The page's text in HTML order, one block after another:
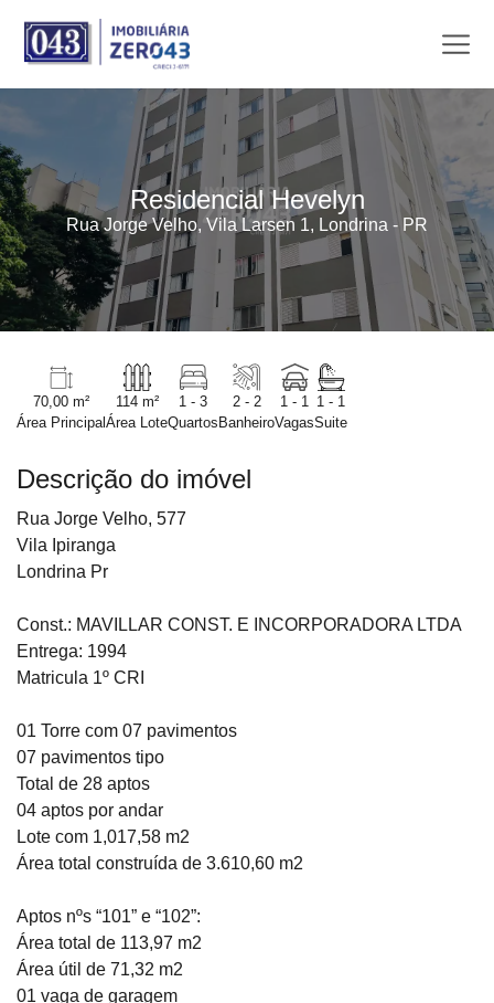
Residencial Hevelyn
Rua Jorge Velho, Vila Larsen 1, Londrina - PR
70,00 m²
Área Principal
114 m²
Área Lote
1 - 3
Quartos
2 - 2
Banheiro
1 - 1
Vagas
1 - 1
Suite
Descrição do imóvel
Rua Jorge Velho, 577
Vila Ipiranga
Londrina Pr
Const.: MAVILLAR CONST. E INCORPORADORA LTDA
Entrega: 1994
Matricula 1º CRI
01 Torre com 07 pavimentos
07 pavimentos tipo
Total de 28 aptos
04 aptos por andar
Lote com 1,017,58 m2
Área total construída de 3.610,60 m2
Aptos nºs “101” e “102”:
Área total de 113,97 m2
Área útil de 71,32 m2
01 vaga de garagem